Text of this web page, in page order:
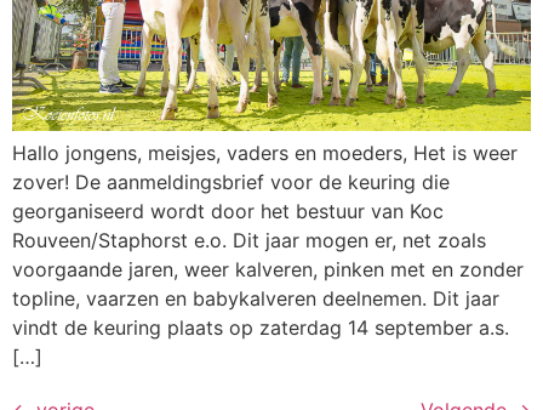
Hallo jongens, meisjes, vaders en moeders, Het is weer
zover! De aanmeldingsbrief voor de keuring die
georganiseerd wordt door het bestuur van Koc
Rouveen/Staphorst e.o. Dit jaar mogen er, net zoals
voorgaande jaren, weer kalveren, pinken met en zonder
topline, vaarzen en babykalveren deelnemen. Dit jaar
vindt de keuring plaats op zaterdag 14 september a.s.
[…]